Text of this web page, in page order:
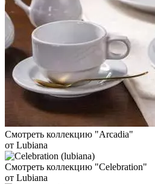
Смотреть коллекцию "Arcadia"
от Lubiana
Смотреть коллекцию "Celebration"
от Lubiana